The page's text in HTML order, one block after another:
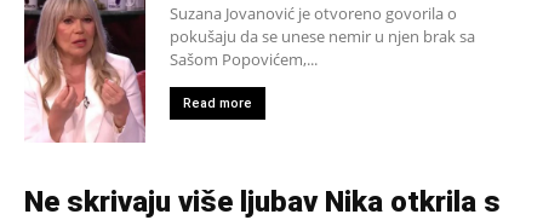
Suzana Jovanović je otvoreno govorila o
pokušaju da se unese nemir u njen brak sa
Sašom Popovićem,...
Read more
Ne skrivaju više ljubav Nika otkrila s